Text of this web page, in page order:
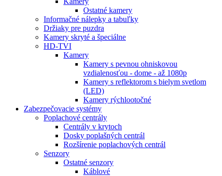
Ostatné kamery
Informačné nálepky a tabuľky
Držiaky pre puzdra
Kamery skryté a špeciálne
HD-TVI
Kamery
Kamery s pevnou ohniskovou
vzdialenosťou - dome - až 1080p
Kamery s reflektorom s bielym svetlom
(LED)
Kamery rýchlootočné
Zabezpečovacie systémy
Poplachové centrály
Centrály v krytoch
Dosky poplašných centrál
Rozšírenie poplachových centrál
Senzory
Ostatné senzory
Káblové